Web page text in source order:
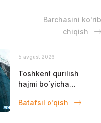
Barchasini ko'rib
chiqish
5 avgust 2026
Toshkent qurilish
hajmi bo`yicha
qoldi
Batafsil o'qish